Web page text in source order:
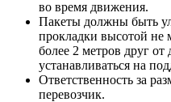
во время движения.
Пакеты должны быть
прокладки высотой не
более 2 метров друг
устанавливаться на
Ответственность за
перевозчик.